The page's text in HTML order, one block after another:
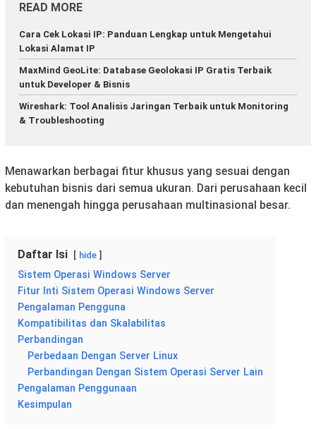
READ MORE
Cara Cek Lokasi IP: Panduan Lengkap untuk Mengetahui
Lokasi Alamat IP
MaxMind GeoLite: Database Geolokasi IP Gratis Terbaik
untuk Developer & Bisnis
Wireshark: Tool Analisis Jaringan Terbaik untuk Monitoring
& Troubleshooting
Menawarkan berbagai fitur khusus yang sesuai dengan
kebutuhan bisnis dari semua ukuran. Dari perusahaan kecil
dan menengah hingga perusahaan multinasional besar.
Daftar Isi hide
Sistem Operasi Windows Server
Fitur Inti Sistem Operasi Windows Server
Pengalaman Pengguna
Kompatibilitas dan Skalabilitas
Perbandingan
Perbedaan Dengan Server Linux
Perbandingan Dengan Sistem Operasi Server Lain
Pengalaman Penggunaan
Kesimpulan